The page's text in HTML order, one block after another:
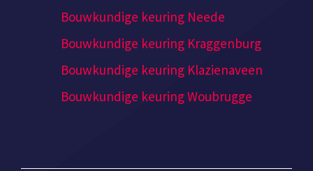
Bouwkundige keuring Neede
Bouwkundige keuring Kraggenburg
Bouwkundige keuring Klazienaveen
Bouwkundige keuring Woubrugge